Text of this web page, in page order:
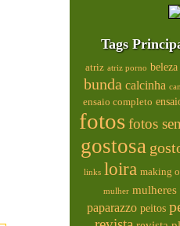
Tags
atriz atriz porno beleza
bunda calcinha
ensaio completo
fotosfotos
gostosa
links loira making
mulher mulheres
paparazzo peitos